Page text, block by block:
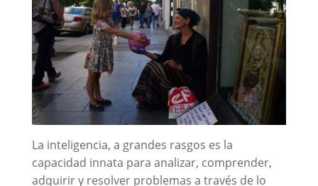
La inteligencia, a grandes rasgos es la
capacidad innata para analizar, comprender,
adquirir y resolver problemas a través de lo